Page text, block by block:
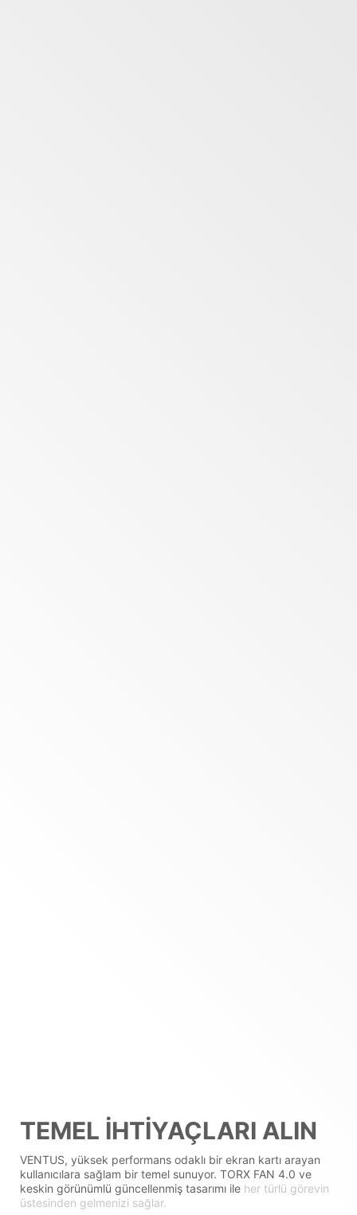
TEMEL İHTIYAÇLARI ALIN
VENTUS, yüksek performans odaklı bir ekran kartı arayan
kullanıcılara sağlam bir temel sunuyor. TORX FAN 4.0 ve
keskin görünümlü güncellenmiş tasarımı ile her türlü görevin
üstesinden gelmenizi sağlar.